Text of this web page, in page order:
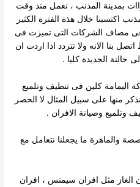
بمدينة المذنب ، نعمل منذ وقت
اكتسبنا خلال هذة الفترة الكثير
فى مصاف الشركات التى تميزت فى
بنا الانه ولا تتردد اذا اردت ان
حالتة الجديدة كليا .
اليمامة كلين فى تنظيف وتلميع
منها على سبيل المثال لا الحصر
وصيانة الافران .
والماهرة ما يجعلنا نتعامل مع
الغاز مثل افران سيمنس ، افران